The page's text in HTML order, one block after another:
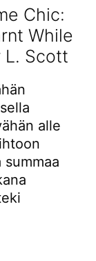
Chic:
While
L. Scott
alle